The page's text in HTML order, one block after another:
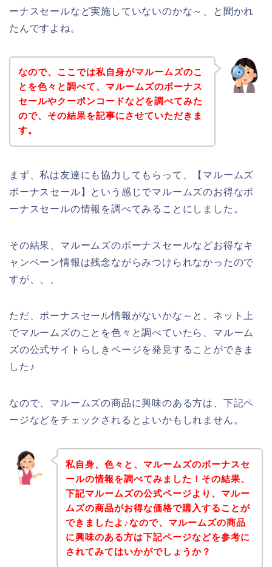
ーナスセールなど実施していないのかな～、と聞かれ
たんですよね。
なので、ここでは私自身がマルームズのこ
とを色々と調べて、マルームズのボーナス
セールやクーポンコードなどを調べてみた
ので、その結果を記事にさせていただきま
す。
まず、私は友達にも協力してもらって、【マルームズ
ボーナスセール】という感じでマルームズのお得なボ
ーナスセールの情報を調べてみることにしました。
その結果、マルームズのボーナスセールなどお得なキ
ャンペーン情報は残念ながらみつけられなかったので
すが、、、
ただ、ボーナスセール情報がないかな～と、ネット上
でマルームズのことを色々と調べていたら、マルーム
ズの公式サイトらしきページを発見することができま
した♪
なので、マルームズの商品に興味のある方は、下記ペ
ージなどをチェックされるとよいかもしれません。
私自身、色々と、マルームズのボーナスセ
ールの情報を調べてみました！その結果、
下記マルームズの公式ページより、マルー
ムズの商品がお得な価格で購入することが
できましたよ♪なので、マルームズの商品
に興味のある方は下記ページなどを参考に
されてみてはいかがでしょうか？